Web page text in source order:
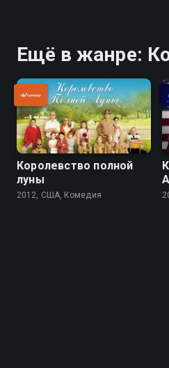
Ещё в жанре:
Королевство полной
луны
2012, США, Комедия